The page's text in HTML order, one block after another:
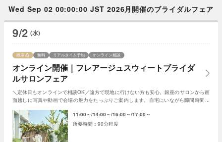
Wed Sep 02 00:00:00 JST 2026月開催のブライダルフェア
9/2 (水)
オンライン開催｜フレアージュスウィートブライダ
ルサロンフェア
残席 無料 リアルタイム予約 オンライン相談
＼定休日もオンラインで相談OK／遠方で現地に行けない方も安心。銀座のサロンから画
面越しに写真や動画で会場の魅力をたっぷりご案内します。自宅にいながら隙間時間で
11:00～ 14:00～ 16:00～ 17:00～
90分程度